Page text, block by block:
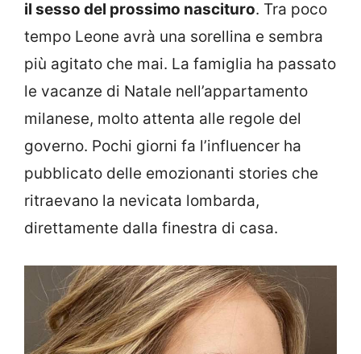
il sesso del prossimo nascituro. Tra poco
tempo Leone avrà una sorellina e sembra
più agitato che mai. La famiglia ha passato
le vacanze di Natale nell’appartamento
milanese, molto attenta alle regole del
governo. Pochi giorni fa l’influencer ha
pubblicato delle emozionanti stories che
ritraevano la nevicata lombarda,
direttamente dalla finestra di casa.